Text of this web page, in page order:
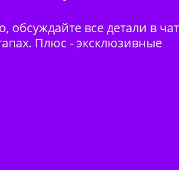
все детали в
Плюс - эксклюзивные